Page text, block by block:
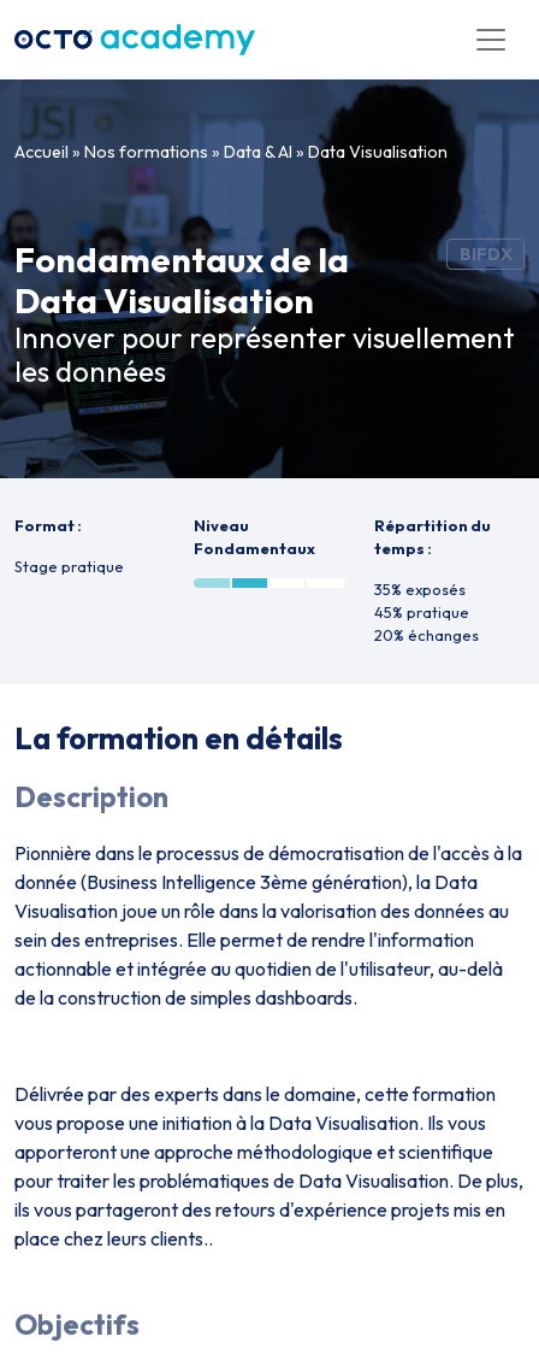
Accueil » Nos formations » Data & AI » Data Visualisation
BIFDX
Fondamentaux de la
Data Visualisation
Innover pour représenter visuellement
les données
Format :
Stage pratique
Niveau
Fondamentaux
Répartition du
temps :
35% exposés
45% pratique
20% échanges
La formation en détails
Description
Pionnière dans le processus de démocratisation de l'accès à la
donnée (Business Intelligence 3ème génération), la Data
Visualisation joue un rôle dans la valorisation des données au
sein des entreprises. Elle permet de rendre l'information
actionnable et intégrée au quotidien de l'utilisateur, au-delà
de la construction de simples dashboards.
Délivrée par des experts dans le domaine, cette formation
vous propose une initiation à la Data Visualisation. Ils vous
apporteront une approche méthodologique et scientifique
pour traiter les problématiques de Data Visualisation. De plus,
ils vous partageront des retours d'expérience projets mis en
place chez leurs clients..
Objectifs